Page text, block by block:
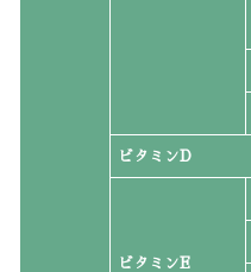
ビタミンD
ビタミンE